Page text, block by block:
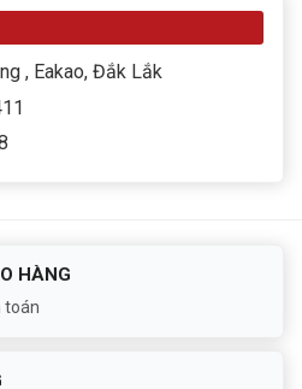
, Eakao, Đắk Lắk
HÀNG
toán